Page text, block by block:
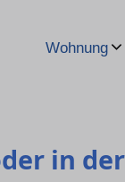
Wohnung
in